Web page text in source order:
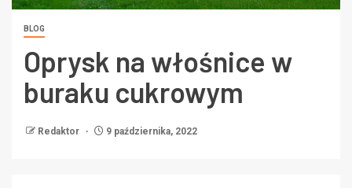
BLOG
Oprysk na włośnice w
buraku cukrowym
Redaktor 9 października, 2022